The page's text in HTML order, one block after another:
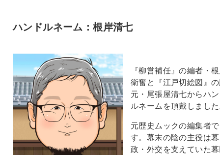
ハンドルネーム：根岸清七
『柳営補任』の編者・
衛奮と『江戸切絵図』
元・尾張屋清七からハ
ルネームを頂戴しまし
元歴史ムックの編集者で
す。幕末の陰の主役は幕
政・外交を支えていた